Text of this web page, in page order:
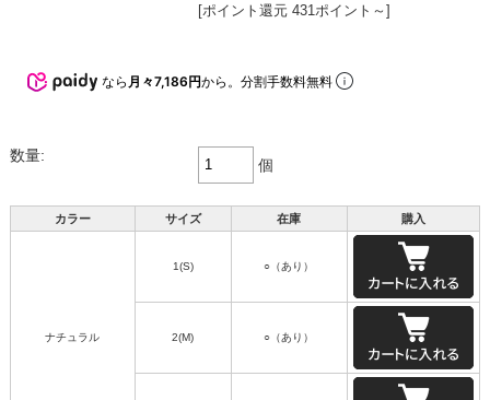
[ポイント還元 431ポイント～]
なら 月々7,186円から。分割手数料無料
数量:
個
カラー サイズ 在庫 購入
ナチュラル
1(S) ○（あり）
2(M) ○（あり）